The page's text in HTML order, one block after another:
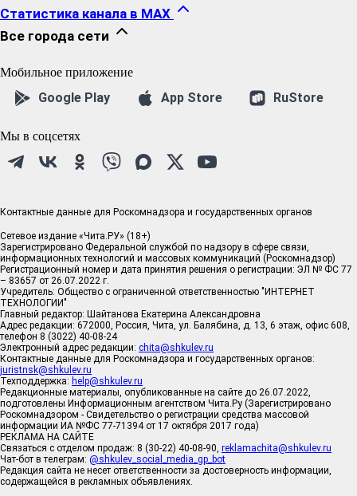
Статистика канала в MAX
Все города сети
Мобильное приложение
Google Play App Store RuStore
Мы в соцсетях
Контактные данные для Роскомнадзора и государственных органов
Сетевое издание «Чита.РУ» (18+)
Зарегистрировано Федеральной службой по надзору в сфере связи,
информационных технологий и массовых коммуникаций (Роскомнадзор)
Регистрационный номер и дата принятия решения о регистрации: ЭЛ № ФС 77
– 83657 от 26.07.2022 г.
Учредитель: Общество с ограниченной ответственностью "ИНТЕРНЕТ
ТЕХНОЛОГИИ"
Главный редактор: Шайтанова Екатерина Александровна
Адрес редакции: 672000, Россия, Чита, ул. Балябина, д. 13, 6 этаж, офис 608,
телефон 8 (3022) 40-08-24
Электронный адрес редакции: chita@shkulev.ru
Контактные данные для Роскомнадзора и государственных органов:
juristnsk@shkulev.ru
Техподдержка: help@shkulev.ru
Редакционные материалы, опубликованные на сайте до 26.07.2022,
подготовлены Информационным агентством Чита.Ру (Зарегистрировано
Роскомнадзором - Свидетельство о регистрации средства массовой
информации ИА №ФС 77-71394 от 17 октября 2017 года)
РЕКЛАМА НА САЙТЕ
Связаться с отделом продаж: 8 (30-22) 40-08-90, reklamachita@shkulev.ru
Чат-бот в телеграм: @shkulev_social_media_gp_bot
Редакция сайта не несет ответственности за достоверность информации,
содержащейся в рекламных объявлениях.